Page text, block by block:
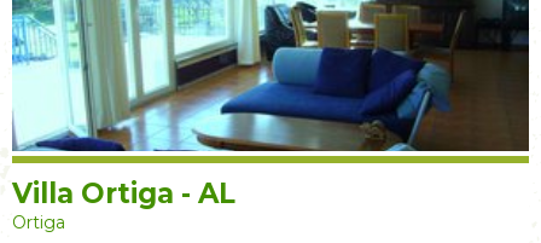
Villa Ortiga - AL
Ortiga